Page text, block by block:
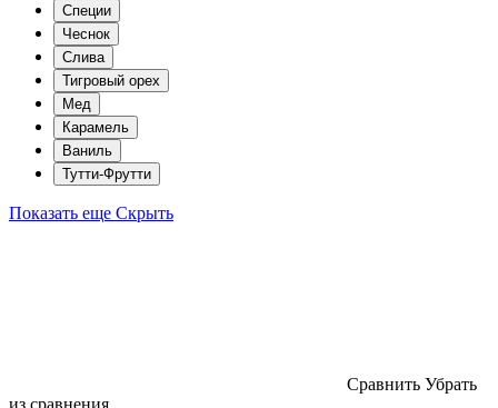
Специи
Чеснок
Слива
Тигровый орех
Мед
Карамель
Ваниль
Тутти-Фрутти
Показать еще Скрыть
Cравнить Убрать
из сравнения